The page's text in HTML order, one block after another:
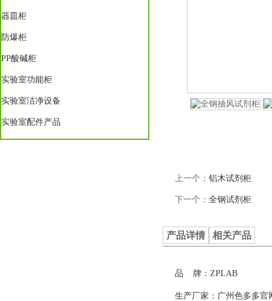
器皿柜
防爆柜
PP酸碱柜
实验室功能柜
实验室洁净设备
实验室配件产品
上一个： 铝木试剂柜
下一个： 全钢试剂柜
产品详情 相关产品
品 牌：ZPLAB
生产厂家：广州色多多